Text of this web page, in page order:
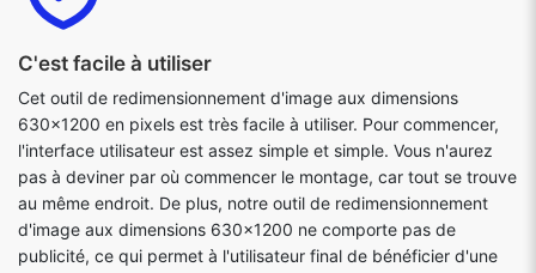
C'est facile à utiliser
Cet outil de redimensionnement d'image aux dimensions
630x1200 en pixels est très facile à utiliser. Pour commencer,
l'interface utilisateur est assez simple et simple. Vous n'aurez
pas à deviner par où commencer le montage, car tout se trouve
au même endroit. De plus, notre outil de redimensionnement
d'image aux dimensions 630x1200 ne comporte pas de
publicité, ce qui permet à l'utilisateur final de bénéficier d'une